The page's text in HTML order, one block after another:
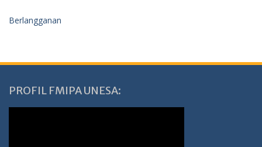
Berlangganan
PROFIL FMIPA UNESA: